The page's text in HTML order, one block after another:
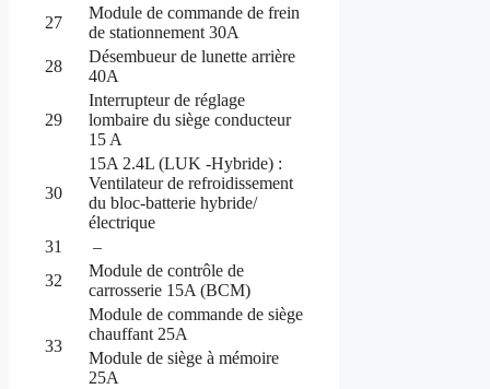
27
Module de commande de frein
de stationnement 30A
28
Désembueur de lunette arrière
40A
29
Interrupteur de réglage
lombaire du siège conducteur
15 A
30
15A 2.4L (LUK -Hybride) :
Ventilateur de refroidissement
du bloc-batterie hybride/
électrique
31
–
32
Module de contrôle de
carrosserie 15A (BCM)
33
Module de commande de siège
chauffant 25A
Module de siège à mémoire
25A